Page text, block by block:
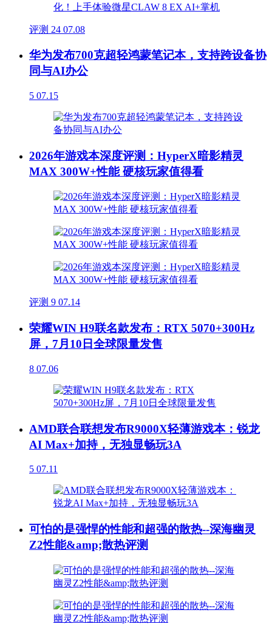
评测 24 07.08
华为发布700克超轻鸿蒙笔记本，支持跨设备协
同与AI办公
5 07.15
2026年游戏本深度评测：HyperX暗影精灵
MAX 300W+性能 硬核玩家值得看
评测 9 07.14
荣耀WIN H9联名款发布：RTX 5070+300Hz
屏，7月10日全球限量发售
8 07.06
AMD联合联想发布R9000X轻薄游戏本：锐龙
AI Max+加持，无独显畅玩3A
5 07.11
可怕的是强悍的性能和超强的散热--深海幽灵
Z2性能&amp;散热评测